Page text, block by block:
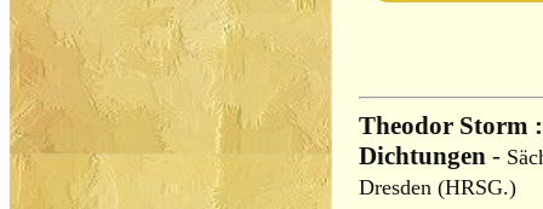
Theodor Storm
Dichtungen -
Dresden (HRSG.)